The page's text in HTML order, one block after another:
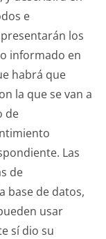
e
los
informado en
habrá que
la que se van a
de
Las
de
base de datos,
usar
sí dio su